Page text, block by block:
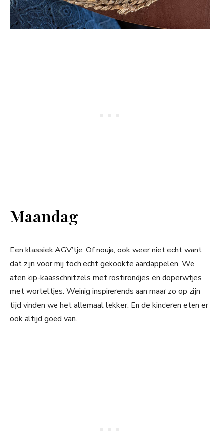
Maandag
Een klassiek AGV’tje. Of nouja, ook weer niet echt want
dat zijn voor mij toch echt gekookte aardappelen. We
aten kip-kaasschnitzels met röstirondjes en doperwtjes
met worteltjes. Weinig inspirerends aan maar zo op zijn
tijd vinden we het allemaal lekker. En de kinderen eten er
ook altijd goed van.